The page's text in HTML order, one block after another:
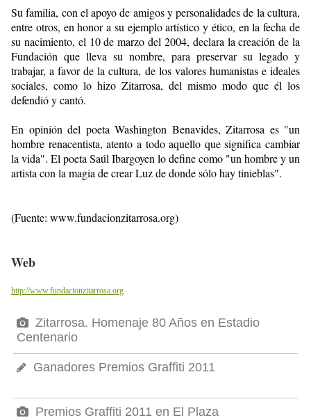
Su familia, con el apoyo de amigos y personalidades de la cultura,
entre otros, en honor a su ejemplo artístico y ético, en la fecha de
su nacimiento, el 10 de marzo del 2004, declara la creación de la
Fundación que lleva su nombre, para preservar su legado y
trabajar, a favor de la cultura, de los valores humanistas e ideales
sociales, como lo hizo Zitarrosa, del mismo modo que él los
defendió y cantó.
En opinión del poeta Washington Benavides, Zitarrosa es "un
hombre renacentista, atento a todo aquello que significa cambiar
la vida". El poeta Saúl Ibargoyen lo define como "un hombre y un
artista con la magia de crear Luz de donde sólo hay tinieblas".
(Fuente: www.fundacionzitarrosa.org)
Web
http://www.fundacionzitarrosa.org
Zitarrosa. Homenaje 80 Años en Estadio
Centenario
Ganadores Premios Graffiti 2011
Premios Graffiti 2011 en El Plaza